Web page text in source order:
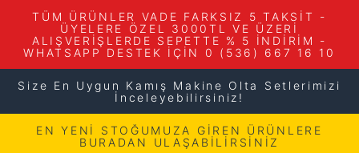
TÜM ÜRÜNLER VADE FARKSIZ 5 TAKSİT -
ÜYELERE ÖZEL 3000TL VE ÜZERİ
ALIŞVERİŞLERDE SEPETTE % 5 İNDİRİM -
WHATSAPP DESTEK İÇİN 0 (536) 667 16 10
Size En Uygun Kamış Makine Olta Setlerimizi
İnceleyebilirsiniz!
EN YENİ STOĞUMUZA GİREN ÜRÜNLERE
BURADAN ULAŞABİLİRSİNİZ